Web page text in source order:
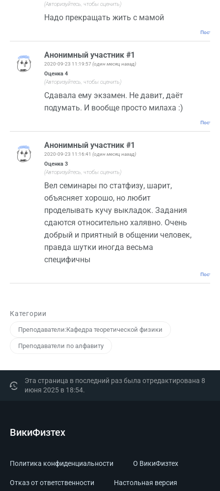
(Авторизуйтесь, чтобы оценить)
Надо прекращать жить с мамой
Анонимный участник #1
2020-09-23 11:19:57 (один месяц назад)
Оценка 4
(Авторизуйтесь, чтобы оценить)
Сдавала ему экзамен. Не давит, даёт
подумать. И вообще просто милаха :)
Анонимный участник #1
2020-09-23 11:16:41 (один месяц назад)
Оценка 3
(Авторизуйтесь, чтобы оценить)
Вел семинары по статфизу, шарит,
объясняет хорошо, но любит
проделывать кучу выкладок. Задания
сдаются относительно халявно. Очень
добрый и приятный в общении человек,
правда шутки иногда весьма
специфичны
Категории
Преподаватели:Кафедра теоретической физики
Преподаватели по алфавиту
Эта страница в последний раз была отредактирована 8
июня 2025 в 18:54.
ВикиФизтех
Политика конфиденциальности О ВикиФизтех
Отказ от ответственности Настольная версия